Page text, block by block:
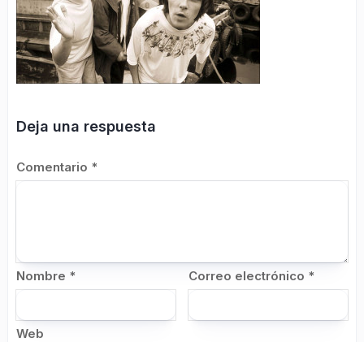
Deja una respuesta
Comentario *
Nombre * Correo electrónico *
Web